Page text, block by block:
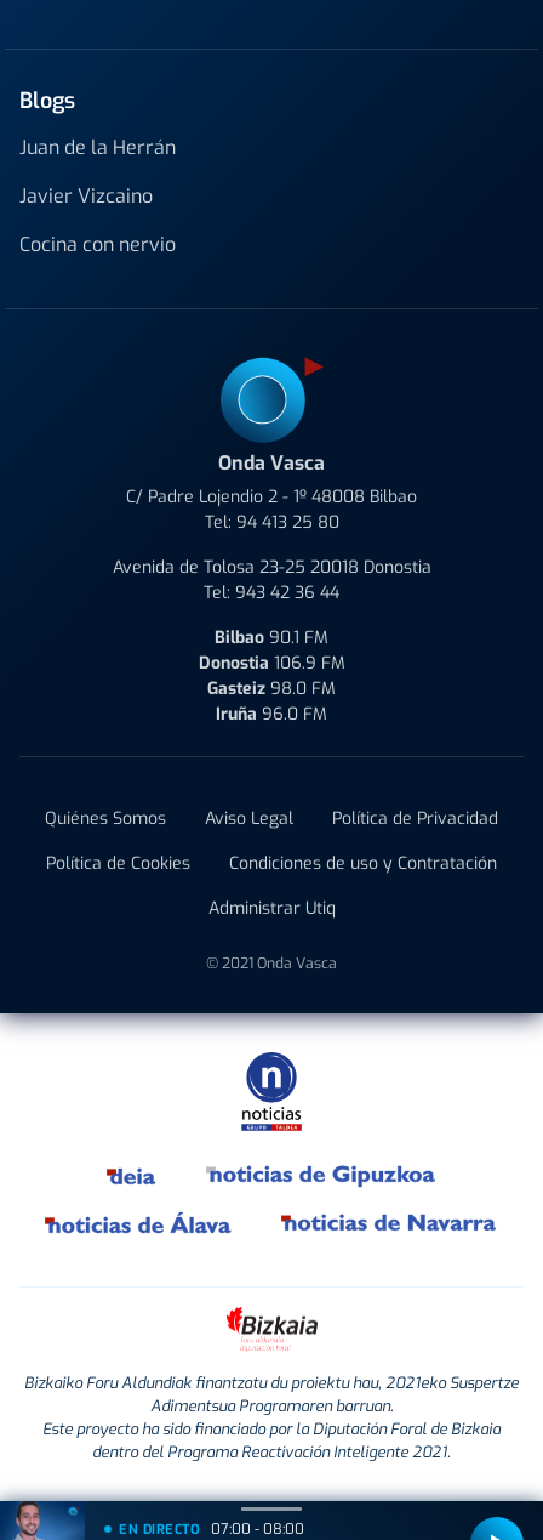
Blogs
Juan de la Herrán
Javier Vizcaino
Cocina con nervio
Onda Vasca
C/ Padre Lojendio 2 - 1º 48008 Bilbao
Tel: 94 413 25 80
Avenida de Tolosa 23-25 20018 Donostia
Tel: 943 42 36 44
Bilbao 90.1 FM
Donostia 106.9 FM
Gasteiz 98.0 FM
Iruña 96.0 FM
Quiénes Somos Aviso Legal
Política de Privacidad
Política de Cookies
Condiciones de uso y Contratación
Administrar Utiq
© 2021 Onda Vasca
Bizkaiko Foru Aldundiak finantzatu du proiektu hau, 2021eko Suspertze
Adimentsua Programaren barruan.
Este proyecto ha sido financiado por la Diputación Foral de Bizkaia
dentro del Programa Reactivación Inteligente 2021.
EN DIRECTO 07:00 - 08:00